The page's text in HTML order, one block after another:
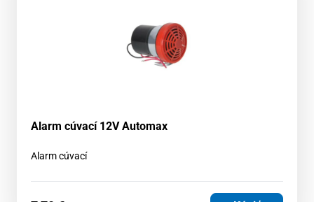
Alarm cúvací 12V Automax
Alarm cúvací